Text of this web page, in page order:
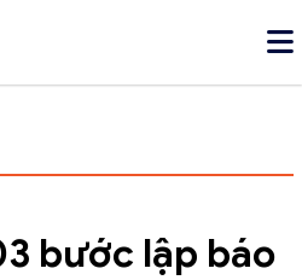
bước lập báo